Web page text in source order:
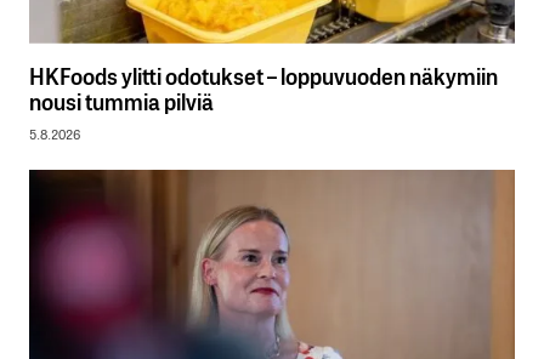
HKFoods ylitti odotukset – loppuvuoden näkymiin
nousi tummia pilviä
5.8.2026